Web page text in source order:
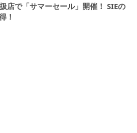
で「サマーセール」開催！ SIEの
！